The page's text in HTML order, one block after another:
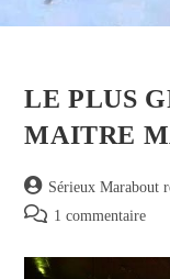
LE PLUS
MAITRE
Sérieux Marabout
1 commentaire